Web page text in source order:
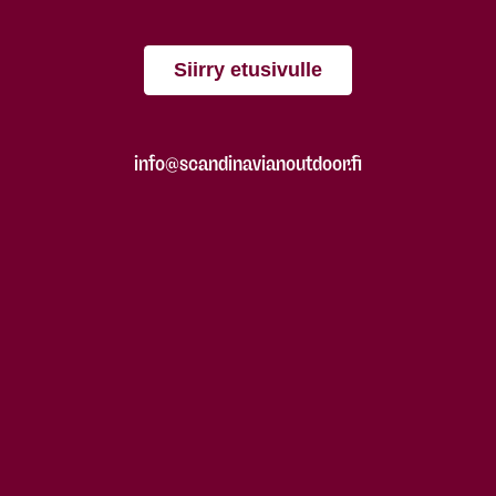
Siirry etusivulle
info@scandinavianoutdoor.fi